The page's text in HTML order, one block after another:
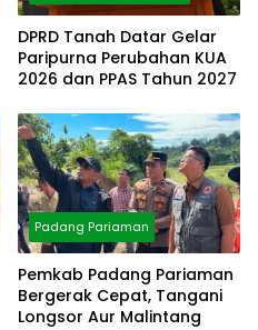
DPRD Tanah Datar Gelar
Paripurna Perubahan KUA
2026 dan PPAS Tahun 2027
Padang Pariaman
Pemkab Padang Pariaman
Bergerak Cepat, Tangani
Longsor Aur Malintang